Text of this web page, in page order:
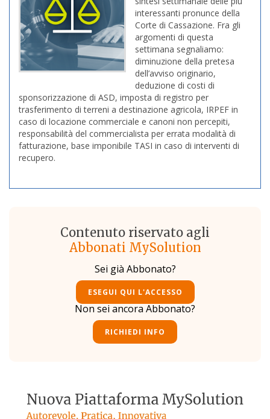
interessanti pronunce della
Corte di Cassazione. Fra gli
argomenti di questa
settimana segnaliamo:
diminuzione della pretesa
dell’avviso originario,
deduzione di costi di
sponsorizzazione di ASD, imposta di registro per
trasferimento di terreni a destinazione agricola, IRPEF in
caso di locazione commerciale e canoni non percepiti,
responsabilità del commercialista per errata modalità di
fatturazione, base imponibile TASI in caso di interventi di
recupero.
Contenuto riservato agli
Abbonati MySolution
Sei già Abbonato?
ESEGUI QUI L'ACCESSO
Non sei ancora Abbonato?
RICHIEDI INFO